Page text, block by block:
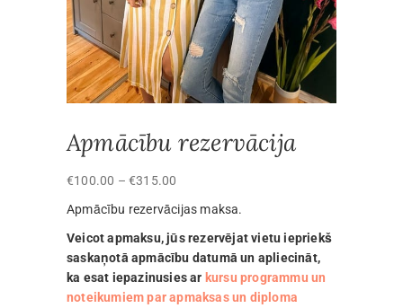
Apmācību rezervācija
€100.00 – €315.00
€100.00
through
€315.00
Apmācību rezervācijas maksa.
Veicot apmaksu, jūs rezervējat vietu iepriekš
saskaņotā apmācību datumā un apliecināt,
ka esat iepazinusies ar kursu programmu un
noteikumiem par apmaksas un diploma